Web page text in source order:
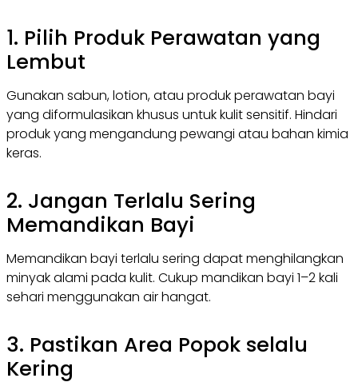
1. Pilih Produk Perawatan yang
Lembut
Gunakan sabun, lotion, atau produk perawatan bayi
yang diformulasikan khusus untuk kulit sensitif. Hindari
produk yang mengandung pewangi atau bahan kimia
keras.
2. Jangan Terlalu Sering
Memandikan Bayi
Memandikan bayi terlalu sering dapat menghilangkan
minyak alami pada kulit. Cukup mandikan bayi 1–2 kali
sehari menggunakan air hangat.
3. Pastikan Area Popok selalu
Kering